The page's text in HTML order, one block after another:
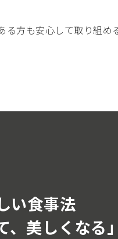
方も安心して取り組め
い食事法
、美しくなる